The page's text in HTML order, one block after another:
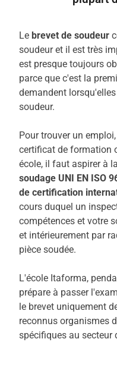
Le brevet de soudeur
soudeur et il est très
est presque toujours
parce que c'est la
demandent
soudeur.
Pour trouver un
certificat de formation
école, il faut aspirer à
soudage UNI EN ISO
de certification
cours duquel un
compétences et votre
et intérieurement par
pièce soudée.
L'école Itaforma,
prépare à passer
le brevet uniquement
reconnus organismes
spécifiques au secteur